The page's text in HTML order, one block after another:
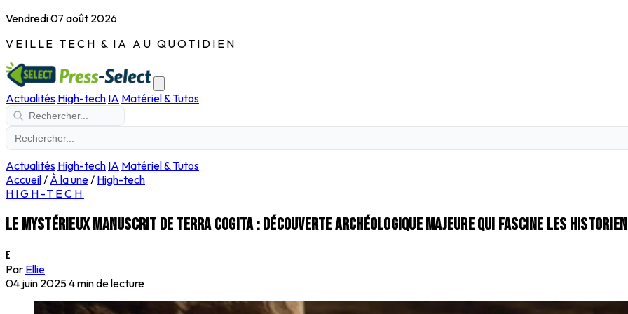
Vendredi 07 août 2026
VEILLE TECH & IA AU QUOTIDIEN
Actualités High-tech IA Matériel & Tutos
Actualités High-tech IA Matériel & Tutos
Accueil/ À la une/ High-tech
HIGH-TECH
Le mystérieux manuscrit de Terra Cogita : découverte archéologique majeure qui fascine les
E
Par Ellie
04 juin 20254 min de lecture